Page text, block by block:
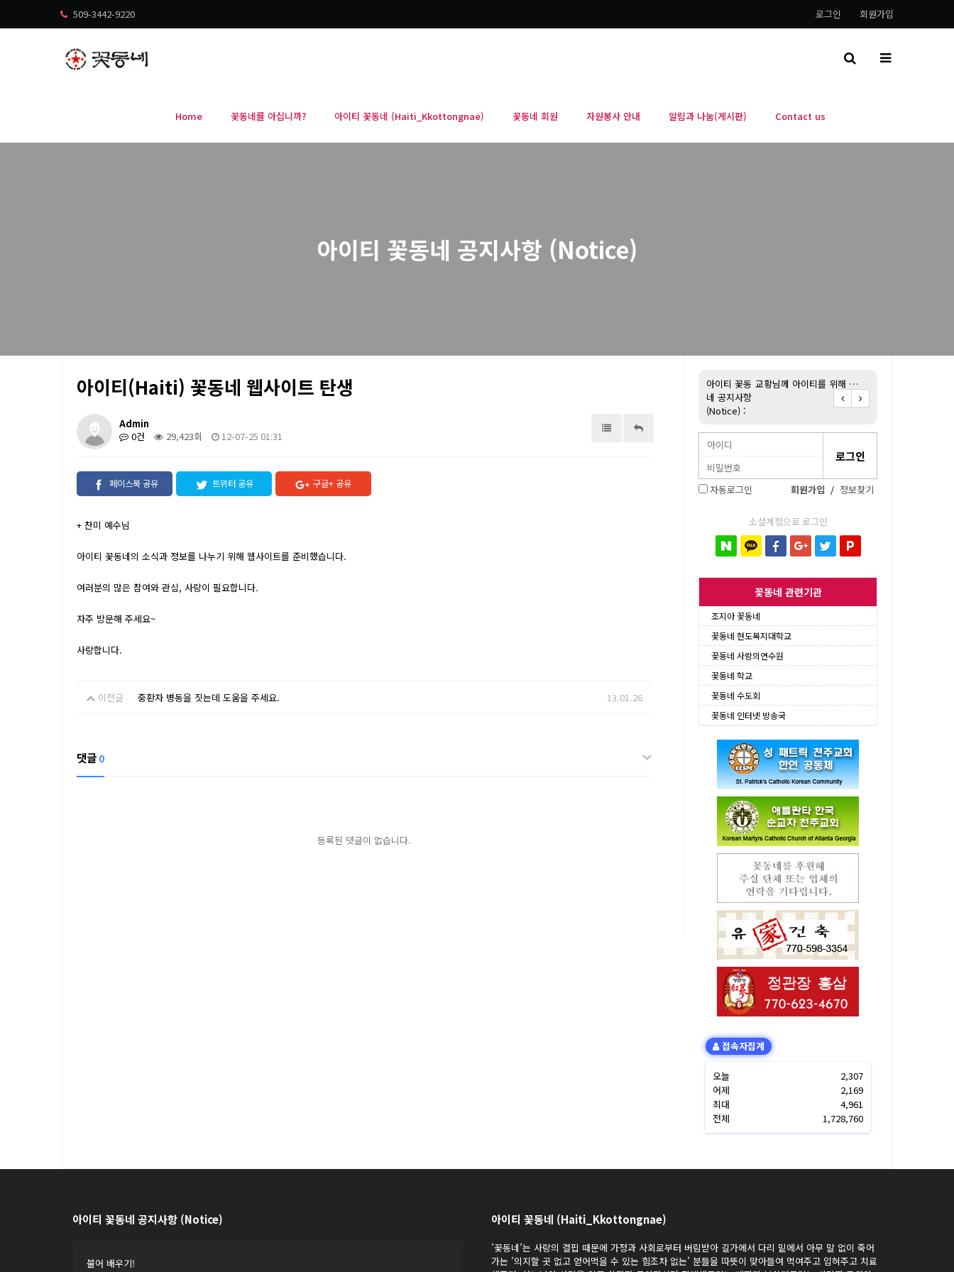
회원가입
로그인
509-3442-9220
Home 꽃동네를 아십니까? 아이티 꽃동네 (Haiti_Kkottongnae) 꽃동네 회원 자원봉사 안내 알림과 나눔(게시판) Contact us
아이티 꽃동네 공지사항 (Notice)
아이티(Haiti) 꽃동네 웹사이트 탄생
Admin
0건
29,423회 12-07-25 01:31
페이스북 공유 트위터 공유 구글+ 공유
+ 찬미 예수님
아이티 꽃동네의 소식과 정보를 나누기 위해 웹사이트를 준비했습니다.
여러분의 많은 참여와 관심, 사랑이 필요합니다.
자주 방문해 주세요~
사랑합니다.
이전글 중환자 병동을 짓는데 도움을 주세요. 13.01.26
댓글 0
등록된 댓글이 없습니다.
아이티 꽃동
네 공지사항
(Notice) :
교황님께 아이티를 위해 …
자동로그인 회원가입 / 정보찾기
소셜계정으로 로그인
꽃동네 관련기관
조지아 꽃동네
꽃동네 현도복지대학교
꽃동네 사랑의연수원
꽃동네 학교
꽃동네 수도회
꽃동네 인터넷 방송국
접속자집계
오늘
2,307
어제
2,169
최대
4,961
전체
1,728,760
아이티 꽃동네 공지사항 (Notice)
불어 배우기!
아이티 꽃동네 (Haiti_Kkottongnae)
’꽃동네’는 사랑의 결핍 때문에 가정과 사회로부터 버림받아 길가에서 다리 밑에서 아무 말 없이 죽어
가는 ’의지할 곳 없고 얻어먹을 수 있는 힘조차 없는’ 분들을 따뜻이 맞아들여 먹여주고 입혀주고 치료